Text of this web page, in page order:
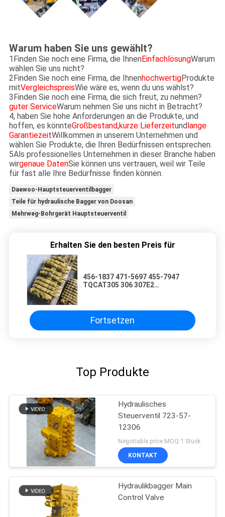
Warum haben Sie uns gewählt?
1Finden Sie noch eine Firma, die IhnenEinfachlösungWarum
wählen Sie uns nicht?
2Finden Sie noch eine Firma, die IhnenhochwertigProdukte
mitVergleichspreisWie wäre es, wenn du uns wählst?
3Finden Sie noch eine Firma, die sich freut, zu nehmen?
guter ServiceWarum nehmen Sie uns nicht in Betracht?
4, haben Sie hohe Anforderungen an die Produkte, und
hoffen, es könnteGroßbestand,kurze Lieferzeitundlange
GarantiezeitWillkommen in unserem Unternehmen und
wählen Sie Produkte, die Ihren Bedürfnissen entsprechen.
5Als professionelles Unternehmen in dieser Branche haben
wirgenaue DatenSie können uns vertrauen, weil wir Teile
für fast alle Ihre Bedürfnisse finden können.
Daewoo-Hauptsteuerventilbagger
Teile für hydraulische Bagger von Doosan
Mehrweg-Bohrgerät Hauptsteuerventil
Erhalten Sie den besten Preis für
456-1837 471-5697 455-7947
TQCAT305 306 307E2
Fortsetzen
Top Produkte
Hydraulisches
Steuerventil 723-57-
12306
Negotiable price MOQ:1 Stück
KONTAKT
Hydraulikbagger Main
Control Valve